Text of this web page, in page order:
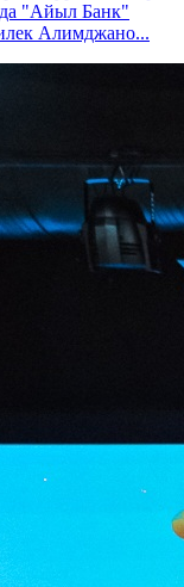
"Айыл Банк"
Алимджано...